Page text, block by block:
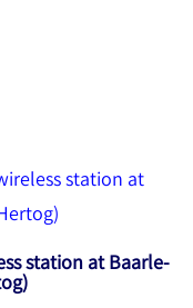
station at Baarle-